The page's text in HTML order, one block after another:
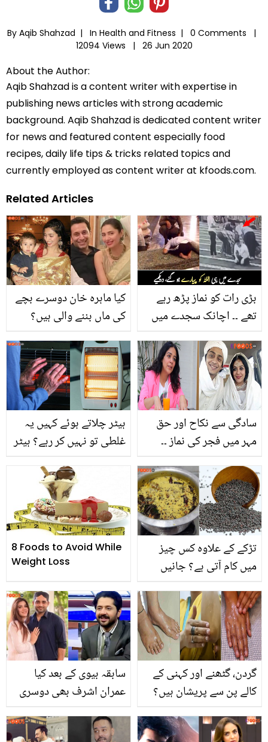
By Aqib Shahzad | In Health and Fitness |
0 Comments |
12094 Views |
26 Jun 2020
About the Author:
Aqib Shahzad is a content writer with expertise in
publishing news articles with strong academic
background. Aqib Shahzad is dedicated content writer
for news and featured content especially food
recipes, daily life tips & tricks related topics and
currently employed as content writer at kfoods.com.
Related Articles
کیا ماہرہ خان دوسرے بچے
کی ماں بننے والی ہیں؟
پوسٹ نے مداحوں کی
توجہ سمیٹ لی، دیکھئے
بڑی رات کو نماز پڑھ رہے
تھے ۔۔ اچانک سجدے میں
نصیب لوگ، دیکھیے
ہیٹر چلاتے ہوئے کہیں یہ
غلطی تو نہیں کر رہے؟ ہیٹر
نقصان دیتا ہے، لازمی جان
سادگی سے نکاح اور حق
مہر میں فجر کی نماز ۔۔
بھی سب سے زیادہ منفرد
اور اعلیٰ مثال کیوں ہے؟
8 Foods to Avoid While
Weight Loss
تڑکے کے علاوہ کس چیز
میں کام آتی ہے؟ جانیں
جیسے فائدے جو کئی
بیماریوں سے نجات دیں
سابقہ بیوی کے بعد کیا
عمران اشرف بھی دوسری
کے جواب پر سوشل میڈیا
گردن، گٹھنے اور کہنی کے
کالے پن سے پریشان ہیں؟
منٹوں میں اس مسئلے کو